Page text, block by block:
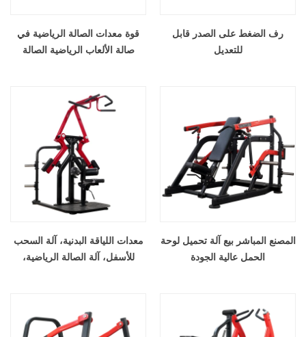
قوة معدات الصالة الرياضية في
صالة الألعاب الرياضية الصالة
رف الضغط على الصدر قابل
للتعديل
معدات اللياقة البدنية، آلة السحب
للأسفل، آلة الصالة الرياضية،
المصنع المباشر بيع آلة تحميل لوحة
الحمل عالية الجودة